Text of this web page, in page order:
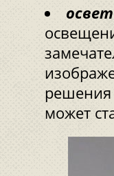
решения
может